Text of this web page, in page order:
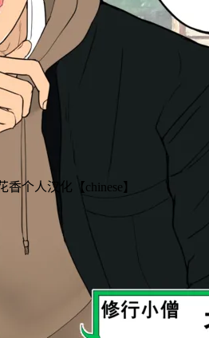
个人汉化【chinese】